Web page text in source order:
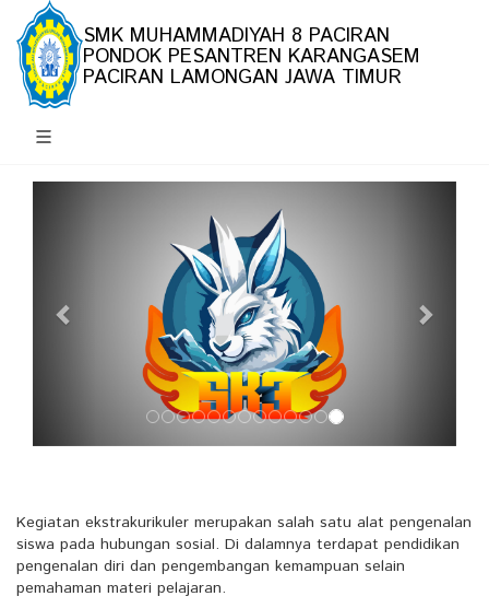
SMK MUHAMMADIYAH 8 PACIRAN
PONDOK PESANTREN KARANGASEM
PACIRAN LAMONGAN JAWA TIMUR
Kegiatan ekstrakurikuler merupakan salah satu alat pengenalan
siswa pada hubungan sosial. Di dalamnya terdapat pendidikan
pengenalan diri dan pengembangan kemampuan selain
pemahaman materi pelajaran.